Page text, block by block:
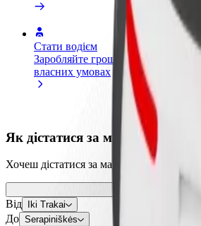
Стати водієм
Заробляйте гроші на
власних умовах
Стати
виплати
Як дістатися за маршрутом Iki
Хочеш дістатися за маршрутом "Iki
Від Iki Trakai
До Serapiniškės